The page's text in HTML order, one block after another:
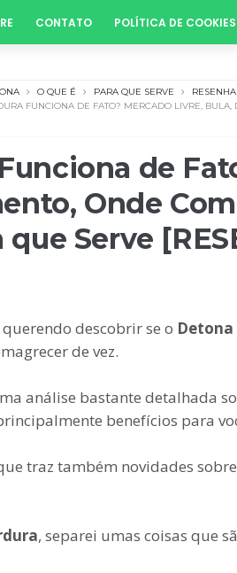
CONTATO POLÍTICA DE COOKIES
O QUE É PARA QUE SERVE RESENHA
FUNCIONA DE FATO? MERCADO LIVRE,
de
Onde
Serve
descobrir se o Detona
de vez.
análise bastante detalhada
benefícios para
traz também novidades
, separei umas coisas que